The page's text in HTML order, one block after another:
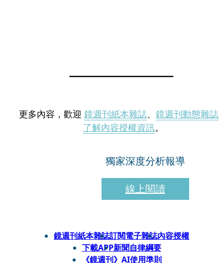
更多內容，歡迎 鏡週刊紙本雜誌、 鏡週刊動態雜誌
了解內容授權資訊。
獨家深度分析報導
線上閱讀
鏡週刊紙本雜誌訂閱電子雜誌內容授權
下載APP新聞自律綱要
《鏡週刊》AI使用準則